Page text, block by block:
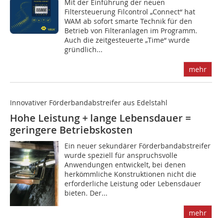
M‌it der Einführung der neuen
Filtersteuerung Filcontrol „Connect“ hat
WAM ab sofort smarte Technik für den
Betrieb von Filteranlagen im Programm.
Auch die zeitgesteuerte „Time“ wurde
gründlich...
mehr
Innovativer Förderbandabstreifer aus Edelstahl
Hohe Leistung + lange Lebensdauer =
geringere Betriebskosten
E‌in neuer sekundärer Förderbandabstreifer
wurde speziell für anspruchsvolle
Anwendungen entwickelt, bei denen
herkömmliche Konstruktionen nicht die
erforderliche Leistung oder Lebensdauer
bieten. Der...
mehr